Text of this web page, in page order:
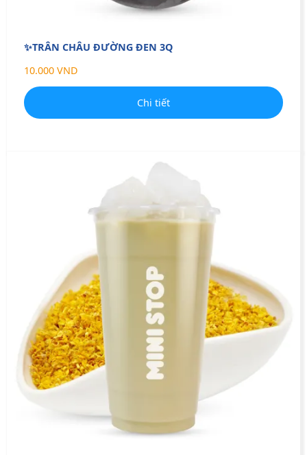
✨TRÂN CHÂU ĐƯỜNG ĐEN 3Q
10.000 VND
Chi tiết